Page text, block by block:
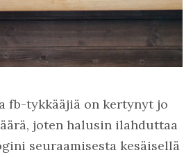
fb-tykkääjiä on kertynyt jo
joten halusin ilahduttaa
seuraamisesta kesäisellä